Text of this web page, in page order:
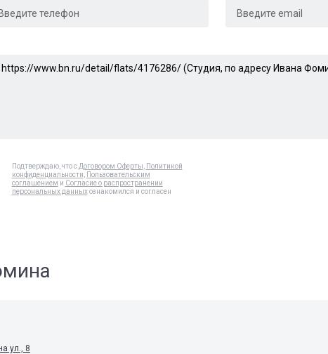
Подтверждаю, что с Договором Оферты
Политикой
конфиденциальности
Пользовательским
соглашением и Согласие о распространении
персональных данныхознакомился и согласен
ул., 8